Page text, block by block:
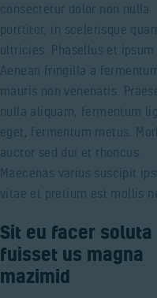
consectetur dolor non nulla
porttitor, in scelerisque
ultricies. Phasellus et ipsum
Aenean fringilla a
mauris non venenatis.
nulla aliquam, fermentum
eget, fermentum metus.
auctor sed dui et rhoncus.
Maecenas varius suscipit
vitae et pretium est mollis
Sit eu facer soluta
fuisset us magna
mazimid